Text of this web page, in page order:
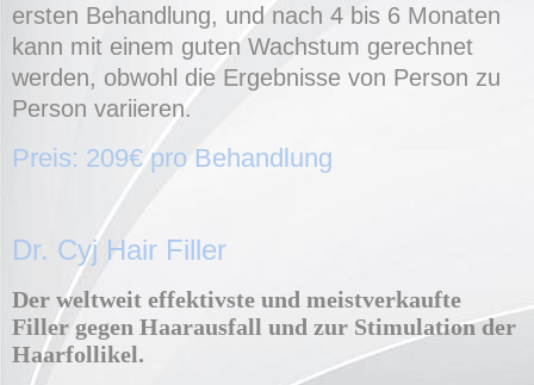
ersten Behandlung, und nach 4 bis 6 Monaten
kann mit einem guten Wachstum gerechnet
werden, obwohl die Ergebnisse von Person zu
Person variieren.
Preis: 209€pro Behandlung
Dr. Cyj Hair Filler
Der weltweit effektivste und meistverkaufte
Filler gegen Haarausfall und zur Stimulation der
Haarfollikel.